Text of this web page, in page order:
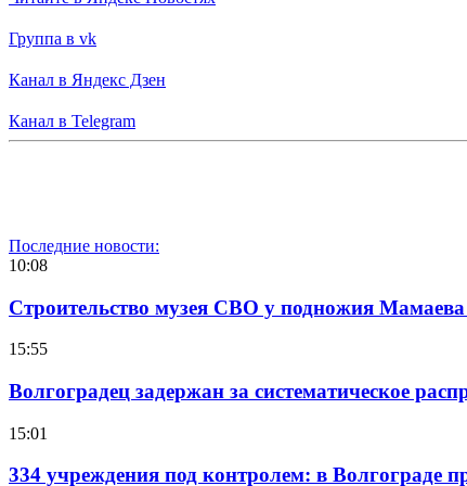
Группа в vk
Канал в Яндекс Дзен
Канал в Telegram
Последние новости:
10:08
Строительство музея СВО у подножия
15:55
Волгоградец задержан за систематическое
15:01
334 учреждения под контролем: в Волгограде